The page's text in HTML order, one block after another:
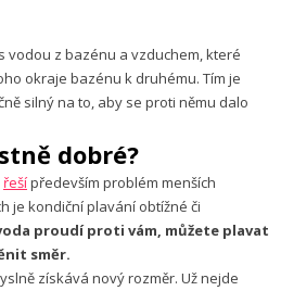
vodou z bazénu a vzduchem, které
okraje bazénu k druhému. Tím je
silný na to, aby se proti němu dalo
dobré?
řešípředevším problém menších
je kondiční plavání obtížné či
proudí proti vám, můžete plavat
směr.
získává nový rozměr. Už nejde